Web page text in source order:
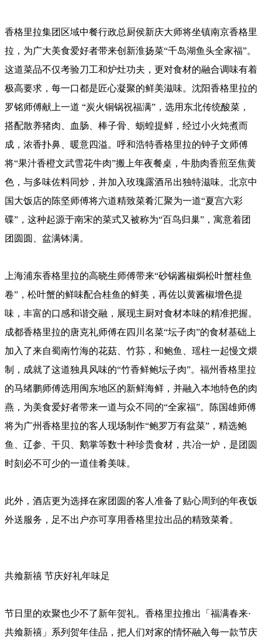
香格里拉集团区域中餐行政总厨侯新庆大师将坐镇南京香格里
拉，为广大美食爱好者带来创新淮扬菜“千岛湖鱼头全家福”。
这道菜品不仅考验刀工和炉灶功夫，更对食材的融合调味有着
极高要求，每一口都是匠心凝聚的鲜美滋味。沈阳香格里拉的
罗铭师傅​献上一道 “炭火铜锅祝福满”，选用东北传统酸菜，
搭配散养猪肉、血肠、棒子骨、蛎蝗提鲜，经过小火炖煮而
成，浓香扑鼻、暖意四溢。呼和浩特香格里拉的钟子文师傅
将“果汁香橙文武雪花牛肉”搬上年夜餐桌，牛肋肉香煎至焦黄
色，与多味佐料同炒，并加入玫瑰露酒吊出独特滋味。北京中
国大饭店的陈坚师傅将六道精致菜肴汇聚为一道“夏宫六彩
碟”，这种起源于南宋的菜式又被称为“百鸟归巢”，寓意着团
团圆圆、盆满钵满。
上海浦东香格里拉的高晓生师傅带来“砂锅酱椒焗松叶蟹桂鱼
卷”，松叶蟹的鲜味配合桂鱼的鲜美，再佐以黄酱椒增色提
味，丰富的口感和谐交融，展现主厨对食材本味的精准把握。
成都香格里拉的唐克礼师傅在四川名菜“坛子肉”的食材基础上
加入了来自蜀南竹海的花菇、竹荪，和鲍鱼、瑶柱一起慢文煨
制，成就了这道独具风味的“竹香鲜鲍坛子肉”。福州香格里拉
的马绪鹏师傅选用闽东地区的新鲜海鲜，并融入本地特色的肉
燕，为美食爱好者带来一道与众不同的“全家福”。陈国雄师傅
将为广州香格里拉的客人现场制作“鲍罗万有盆菜”，精选鲍
鱼、辽参、干贝、鹅掌等数十种珍贵食材，共冶一炉，是团圆
时刻必不可少的一道佳肴美味。
此外，酒店更为选择在家团圆的客人准备了贴心周到的年夜饭
外送服务，足不出户亦可享用香格里拉出品的精致菜肴。
共飨新禧 节庆好礼年味足
节日里的欢聚也少不了新年贺礼。香格里拉推出「福满春来·
共飨新禧」系列贺年佳品，把人们对家的情怀融入每一款节庆